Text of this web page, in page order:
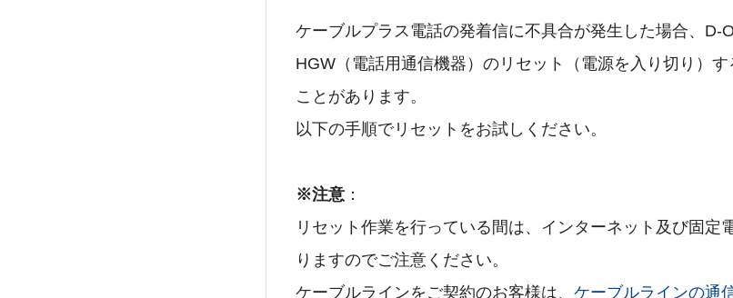
ケーブルプラス電話の発着信に不具合が発生した場合、D-
HGW（電話用通信機器）のリセット（電源を入り切り）
ことがあります。
以下の手順でリセットをお試しください。
※注意 ：
リセット作業を行っている間は、インターネット及び固定
りますのでご注意ください。
ケーブルラインをご契約のお客様は、 ケーブルラインの通